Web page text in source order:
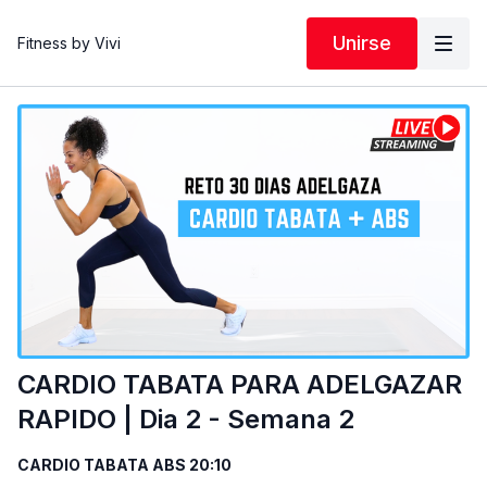
Fitness by Vivi Unirse
CARDIO TABATA PARA ADELGAZAR
RAPIDO | Dia 2 - Semana 2
CARDIO TABATA ABS 20:10